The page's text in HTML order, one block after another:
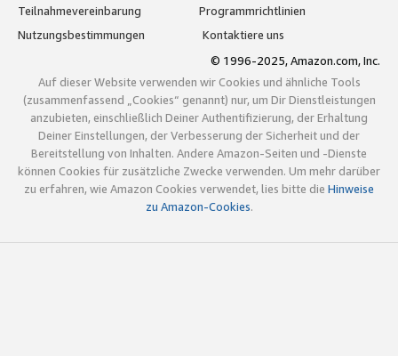
Teilnahmevereinbarung
Programmrichtlinien
Nutzungsbestimmungen
Kontaktiere uns
© 1996-2025, Amazon.com, Inc.
Auf dieser Website verwenden wir Cookies und ähnliche Tools
(zusammenfassend „Cookies“ genannt) nur, um Dir Dienstleistungen
anzubieten, einschließlich Deiner Authentifizierung, der Erhaltung
Deiner Einstellungen, der Verbesserung der Sicherheit und der
Bereitstellung von Inhalten. Andere Amazon-Seiten und -Dienste
können Cookies für zusätzliche Zwecke verwenden. Um mehr darüber
zu erfahren, wie Amazon Cookies verwendet, lies bitte die Hinweise
zu Amazon-Cookies.